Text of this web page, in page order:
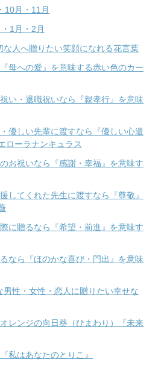
10月・11月
1月・2月
な人へ贈りたい笑顔になれる花言葉
母への愛』を意味する赤い色のカー
い・退職祝いなら『親孝行』を意味
優しい先輩に渡すなら『優しい心遣
ローラナンキュラス
お祝いなら『感謝・幸福』を意味す
してくれた先生に渡すなら『尊敬』
に贈るなら『希望・前進』を意味す
なら『ほのかな喜び・門出』を意味
男性・女性・恋人に贈りたい幸せな
レンジの向日葵（ひまわり）『未来
私はあなたのとりこ』